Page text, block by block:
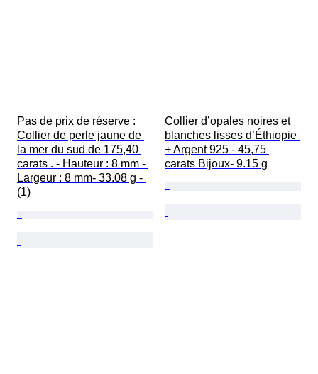
Pas de prix de réserve :
Collier de perle jaune de
la mer du sud de 175,40
carats . - Hauteur : 8 mm -
Largeur : 8 mm- 33.08 g -
(1)
Collier d’opales noires et
blanches lisses d’Éthiopie
+ Argent 925 - 45,75
carats Bijoux- 9.15 g